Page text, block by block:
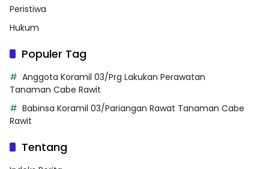
Peristiwa
Hukum
Populer Tag
Anggota Koramil 03/Prg Lakukan Perawatan
Tanaman Cabe Rawit
Babinsa Koramil 03/Pariangan Rawat Tanaman Cabe
Rawit
Tentang